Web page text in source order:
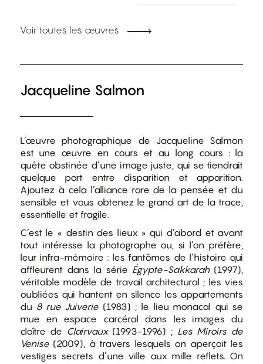
Voir toutes les œuvres
Jacqueline Salmon
L’œuvre photographique de Jacqueline Salmon
est une œuvre en cours et au long cours : la
quête obstinée d’une image juste, qui se tiendrait
quelque part entre disparition et apparition.
Ajoutez à cela l’alliance rare de la pensée et du
sensible et vous obtenez le grand art de la trace,
essentielle et fragile.
C’est le « destin des lieux » qui d’abord et avant
tout intéresse la photographe ou, si l’on préfère,
leur infra-mémoire : les fantômes de l’histoire qui
affleurent dans la série Égypte-Sakkarah(1997),
véritable modèle de travail architectural ; les vies
oubliées qui hantent en silence les appartements
du 8 rue Juiverie (1983) ; le lieu monacal qui se
mue en espace carcéral dans les images du
cloître de Clairvaux(1993-1996) ; Les Miroirs de
Venise(2009), à travers lesquels on aperçoit les
vestiges secrets d’une ville aux mille reflets. On